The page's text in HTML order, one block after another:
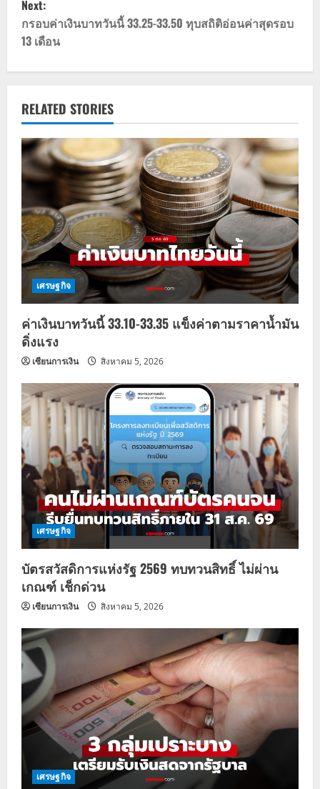
t
n
v
i
g
a
t
i
o
n
Next:
กรอบค่าเงินบาทวันนี้ 33.25-33.50 ทุบสถิติอ่อนค่าสุดรอบ
13 เดือน
RELATED STORIES
เศรษฐกิจ
ค่าเงินบาทวันนี้ 33.10-33.35 แข็งค่าตามราคาน้ำมัน
ดิ่งแรง
เซียนการเงิน สิงหาคม 5, 2026
เศรษฐกิจ
บัตรสวัสดิการแห่งรัฐ 2569 ทบทวนสิทธิ์ ไม่ผ่าน
เกณฑ์ เช็กด่วน
เซียนการเงิน สิงหาคม 5, 2026
เศรษฐกิจ